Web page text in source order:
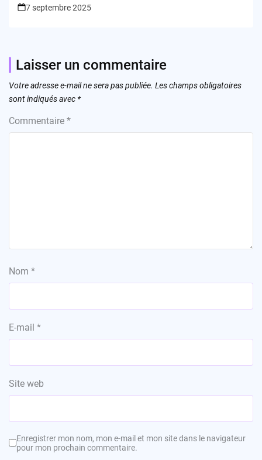
7 septembre 2025
Laisser un commentaire
Votre adresse e-mail ne sera pas publiée. Les champs obligatoires
sont indiqués avec *
Commentaire *
Nom *
E-mail *
Site web
Enregistrer mon nom, mon e-mail et mon site dans le navigateur
pour mon prochain commentaire.